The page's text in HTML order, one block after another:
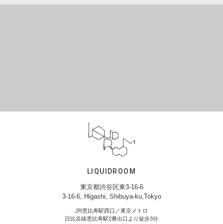
LIQUIDROOM
東京都渋谷区東3-16-6
3-16-6, Higashi, Shibuya-ku,Tokyo
JR恵比寿駅西口／東京メトロ
日比谷線恵比寿駅2番出口より徒歩3分